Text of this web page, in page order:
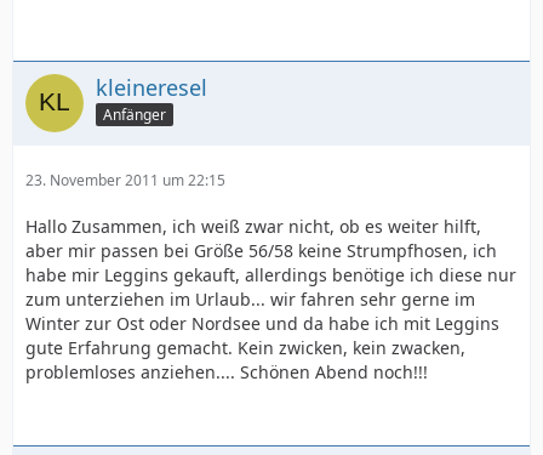
kleineresel
Anfänger
23. November 2011 um 22:15
Hallo Zusammen, ich weiß zwar nicht, ob es weiter hilft,
aber mir passen bei Größe 56/58 keine Strumpfhosen, ich
habe mir Leggins gekauft, allerdings benötige ich diese nur
zum unterziehen im Urlaub... wir fahren sehr gerne im
Winter zur Ost oder Nordsee und da habe ich mit Leggins
gute Erfahrung gemacht. Kein zwicken, kein zwacken,
problemloses anziehen.... Schönen Abend noch!!!